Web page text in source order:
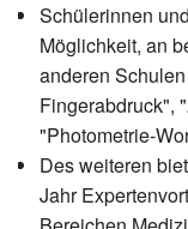
Schülerinnen
Möglichkeit, an
anderen
Fingerabdruck",
"Photometrie-
Des weiteren
Jahr